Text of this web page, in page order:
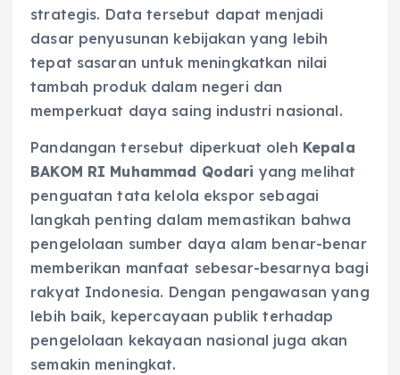
strategis. Data tersebut dapat menjadi
dasar penyusunan kebijakan yang lebih
tepat sasaran untuk meningkatkan nilai
tambah produk dalam negeri dan
memperkuat daya saing industri nasional.
Pandangan tersebut diperkuat oleh Kepala
BAKOM RI Muhammad Qodari yang melihat
penguatan tata kelola ekspor sebagai
langkah penting dalam memastikan bahwa
pengelolaan sumber daya alam benar-benar
memberikan manfaat sebesar-besarnya bagi
rakyat Indonesia. Dengan pengawasan yang
lebih baik, kepercayaan publik terhadap
pengelolaan kekayaan nasional juga akan
semakin meningkat.